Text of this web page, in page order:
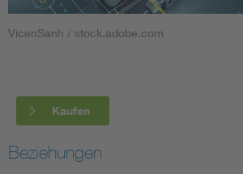
Smart Cities
Blitzschutz: DIN EN 62305 in der
Circular Economy für mehr
VicenSanh / stock.adobe.com
Kaufen
Beziehungen